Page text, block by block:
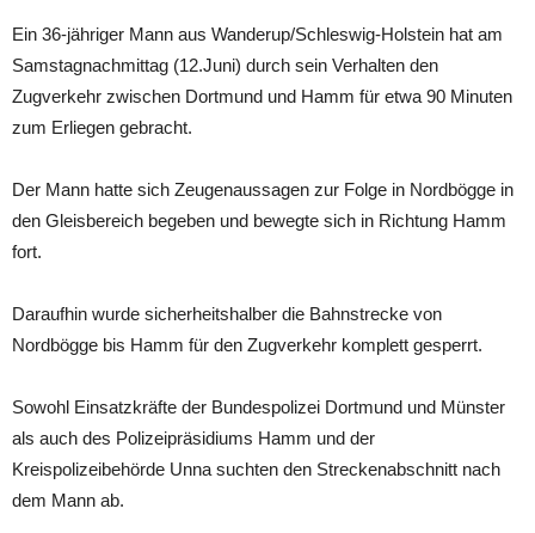
Ein 36-jähriger Mann aus Wanderup/Schleswig-Holstein hat am
Samstagnachmittag (12.Juni) durch sein Verhalten den
Zugverkehr zwischen Dortmund und Hamm für etwa 90 Minuten
zum Erliegen gebracht.
Der Mann hatte sich Zeugenaussagen zur Folge in Nordbögge in
den Gleisbereich begeben und bewegte sich in Richtung Hamm
fort.
Daraufhin wurde sicherheitshalber die Bahnstrecke von
Nordbögge bis Hamm für den Zugverkehr komplett gesperrt.
Sowohl Einsatzkräfte der Bundespolizei Dortmund und Münster
als auch des Polizeipräsidiums Hamm und der
Kreispolizeibehörde Unna suchten den Streckenabschnitt nach
dem Mann ab.